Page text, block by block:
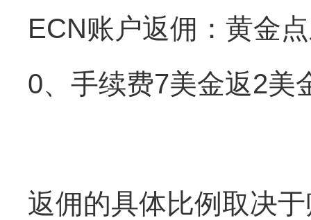
ECN账户返佣：黄金
0、手续费7美金返2美
返佣的具体比例取决